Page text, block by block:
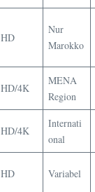
HD
Nur
Marokko
HD/4K
MENA
Region
HD/4K
Internati
onal
HD Variabel